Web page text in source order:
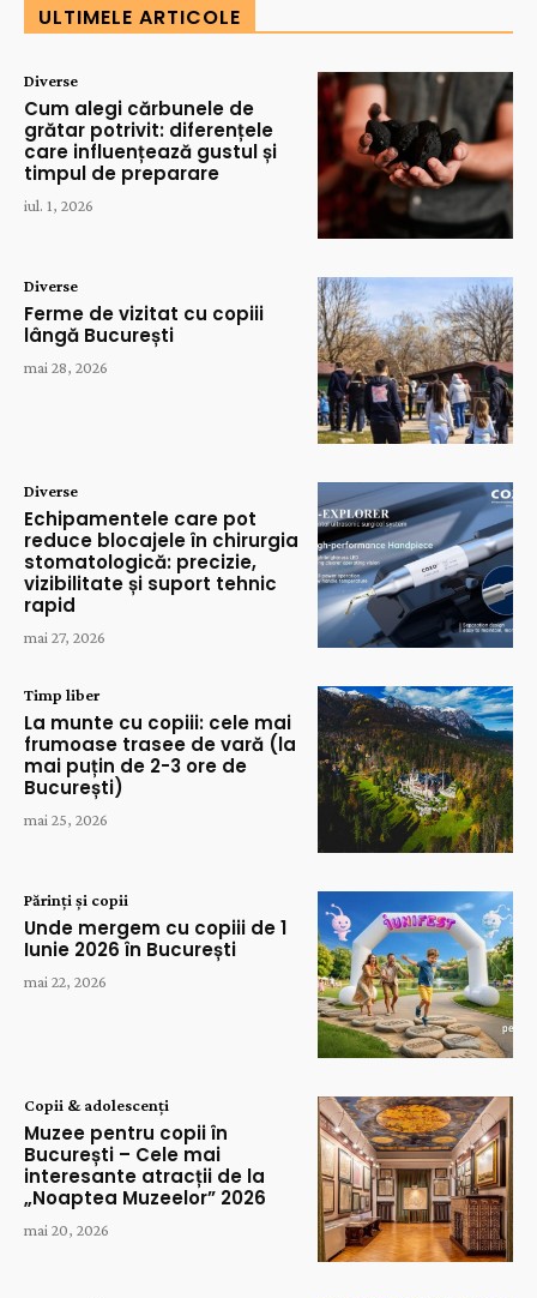
ULTIMELE ARTICOLE
Diverse
Cum alegi cărbunele de
grătar potrivit: diferențele
care influențează gustul și
timpul de preparare
iul. 1, 2026
Diverse
Ferme de vizitat cu copiii
lângă București
mai 28, 2026
Diverse
Echipamentele care pot
reduce blocajele în chirurgia
stomatologică: precizie,
vizibilitate și suport tehnic
rapid
mai 27, 2026
Timp liber
La munte cu copiii: cele mai
frumoase trasee de vară (la
mai puțin de 2-3 ore de
București)
mai 25, 2026
Părinți și copii
Unde mergem cu copiii de 1
Iunie 2026 în București
mai 22, 2026
Copii & adolescenți
Muzee pentru copii în
București – Cele mai
interesante atracții de la
„Noaptea Muzeelor” 2026
mai 20, 2026